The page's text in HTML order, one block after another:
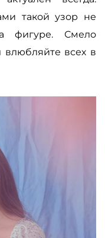
такой узор не
фигуре. Смело
влюбляйте всех в